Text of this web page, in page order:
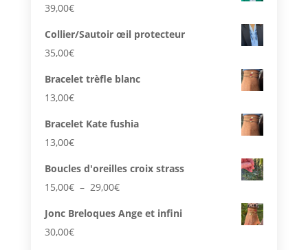
39,00€
Collier/Sautoir œil protecteur
35,00€
Bracelet trèfle blanc
13,00€
Bracelet Kate fushia
13,00€
Boucles d'oreilles croix strass
15,00€ – 29,00€Plage
prix :
Jonc Breloques Ange et infini
30,00€